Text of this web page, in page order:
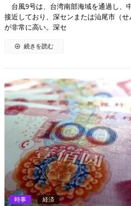
台風9号は、台湾南部海域を通過し、
接近しており、深センまたは汕尾市（
が非常に高い。深セ
続きを読む
時事 経済